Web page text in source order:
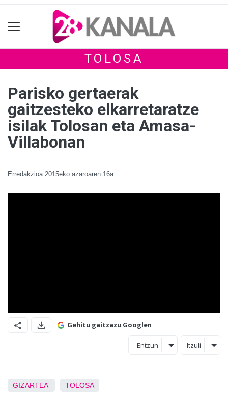
TOLOSA
Parisko gertaerak
gaitzesteko elkarretaratze
isilak Tolosan eta Amasa-
Villabonan
Erredakzioa 2015eko azaroaren 16a
Gehitu gaitzazu Googlen
Entzun Itzuli
GIZARTEA TOLOSA